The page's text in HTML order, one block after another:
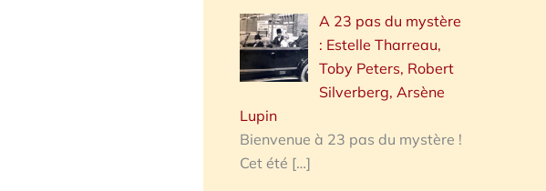
A 23 pas du mystère
: Estelle Tharreau,
Toby Peters, Robert
Silverberg, Arsène
Lupin
Bienvenue à 23 pas du mystère !
Cet été […]